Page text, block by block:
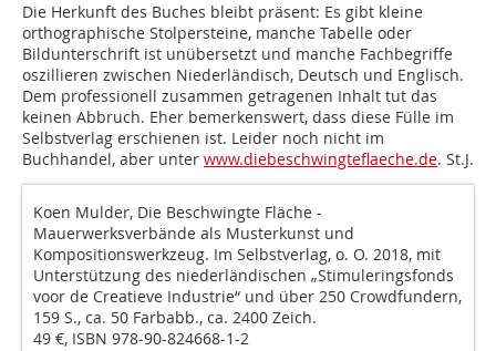
Die Herkunft des Buches bleibt präsent: Es gibt kleine
orthographische Stolpersteine, manche Tabelle oder
Bildunterschrift ist unübersetzt und manche Fachbegriffe
oszillieren zwischen Niederländisch, Deutsch und Englisch.
Dem professionell zusammen getragenen Inhalt tut das
keinen Abbruch. Eher bemerkenswert, dass diese Fülle im
Selbstverlag erschienen ist. Leider noch nicht im
Buchhandel, aber unter www.diebeschwingteflaeche.de. St.J.
Koen Mulder, Die Beschwingte Fläche -
Mauerwerksverbände als Musterkunst und
Kompositionswerkzeug. Im Selbstverlag, o. O. 2018, mit
Unterstützung des niederländischen „Stimuleringsfonds
voor de Creatieve Industrie“ und über 250 Crowdfundern,
159 S., ca. 50 Farbabb., ca. 2400 Zeich.
49 €, ISBN 978-90-824668-1-2